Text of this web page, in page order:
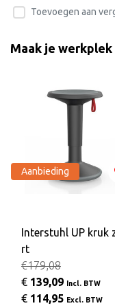
Toevoegen aan
Maak je
Aanbieding
Interstuhl UP kruk
rt
€179,08
€ 139,09 Incl. BTW
€ 114,95 Excl. BTW